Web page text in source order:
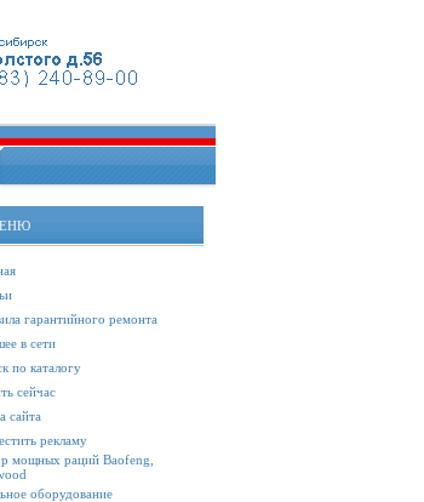
гарантийного ремонта
в сети
по каталогу
сейчас
сайта
рекламу
мощных раций Baofeng,
оборудование